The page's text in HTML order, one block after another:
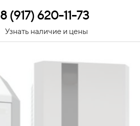
8 (917) 620-11-73
Узнать наличие и цены